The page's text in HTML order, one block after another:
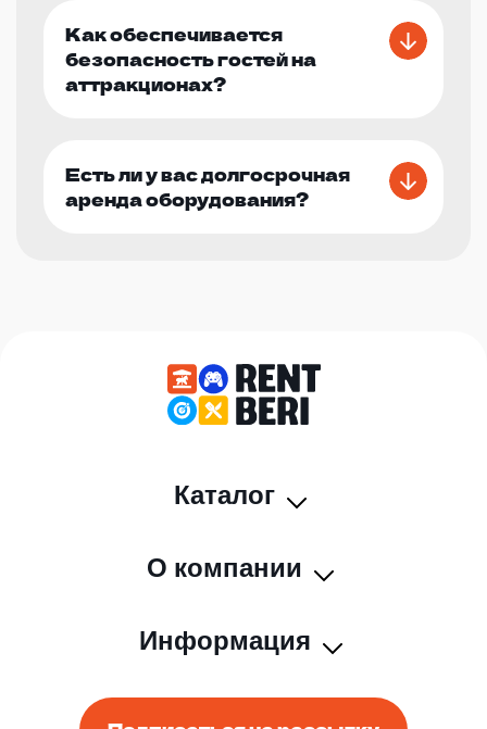
Как обеспечивается
безопасность гостей на
аттракционах?
Есть ли у вас долгосрочная
аренда оборудования?
Каталог
О компании
Информация